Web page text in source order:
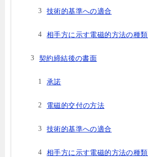
技術的基準への適合
相手方に示す電磁的方法の種
契約締結後の書面
承諾
電磁的交付の方法
技術的基準への適合
相手方に示す電磁的方法の種